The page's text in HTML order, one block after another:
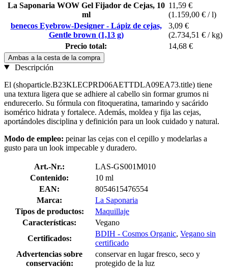
La Saponaria WOW Gel Fijador de Cejas, 10
ml
11,59 €
(1.159,00 € / l)
benecos Eyebrow-Designer - Lápiz de cejas,
Gentle brown (1,13 g)
3,09 €
(2.734,51 € / kg)
Precio total:
14,68 €
Ambas a la cesta de la compra
Descripción
El (shoparticle.B23KLECPRD06AETTDLA09EA73.title) tiene
una textura ligera que se adhiere al cabello sin formar grumos ni
endurecerlo. Su fórmula con fitoqueratina, tamarindo y sacárido
isomérico hidrata y fortalece. Además, moldea y fija las cejas,
aportándoles disciplina y definición para un look cuidado y natural.
Modo de empleo: peinar las cejas con el cepillo y modelarlas a
gusto para un look impecable y duradero.
Art.-Nr.:
LAS-GS001M010
Contenido:
10 ml
EAN:
8054615476554
Marca:
La Saponaria
Tipos de productos:
Maquillaje
Características:
Vegano
Certificados:
BDIH - Cosmos Organic, Vegano sin
certificado
Advertencias sobre
conservación:
conservar en lugar fresco, seco y
protegido de la luz